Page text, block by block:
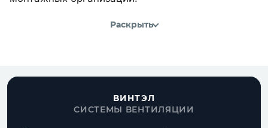
Раскрыть
ВИНТЭЛ
СИСТЕМЫ ВЕНТИЛЯЦИИ